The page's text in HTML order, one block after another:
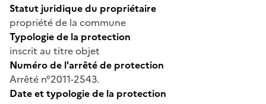
Statut juridique du propriétaire
propriété de la commune
Typologie de la protection
inscrit au titre objet
Numéro de l'arrêté de protection
Arrêté n°2011-2543.
Date et typologie de la protection